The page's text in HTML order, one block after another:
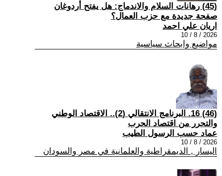
(45) رهانات السلام والاندماج: هل يفتح أردوغان
صفحة جديدة مع حزب العمال؟
اريان علي احمد
2026 / 8 / 10
مواضيع وابحاث سياسية
(46) 16. البرنامج الانتقالي (2).. الاقتصاد الوطني
والتحرر من اقتصاد الحرب
عماد حسب الرسول الطيب
2026 / 8 / 10
اليسار , الديمقراطية والعلمانية في مصر والسودان